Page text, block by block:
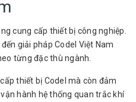
cung cấp thiết bị công nghiệp.
giải pháp Codel Việt Nam
từng đặc thù ngành.
thiết bị Codel mà còn đảm
hành hệ thống quan trắc khí